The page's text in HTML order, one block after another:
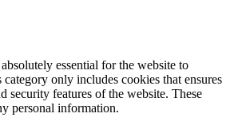
essential for the website to
only includes cookies that ensures
security features of the website. These
personal information.